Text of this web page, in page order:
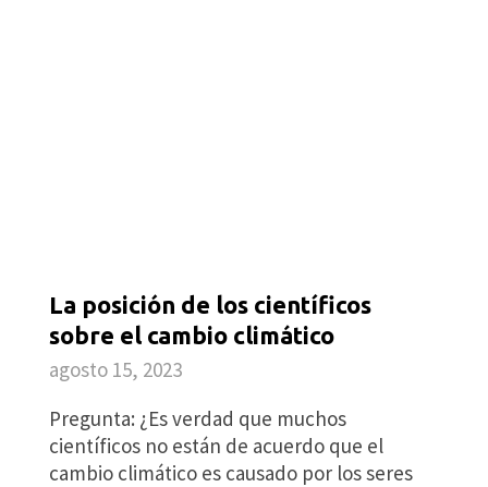
La posición de los científicos
sobre el cambio climático
agosto 15, 2023
Pregunta: ¿Es verdad que muchos
científicos no están de acuerdo que el
cambio climático es causado por los seres